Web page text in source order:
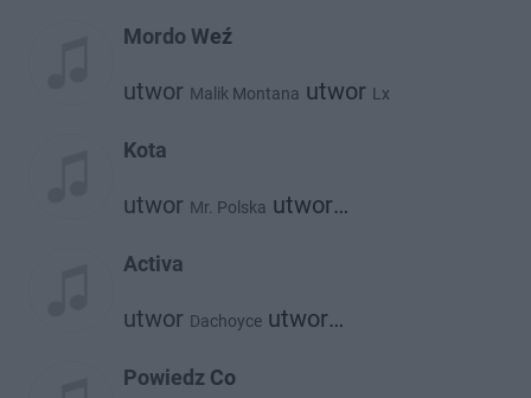
Mordo Weź
utwor Malik Montana utwor Lx
Kota
utwor Mr. Polska utwor
Activa
utwor Dachoyce utwor
Powiedz Co